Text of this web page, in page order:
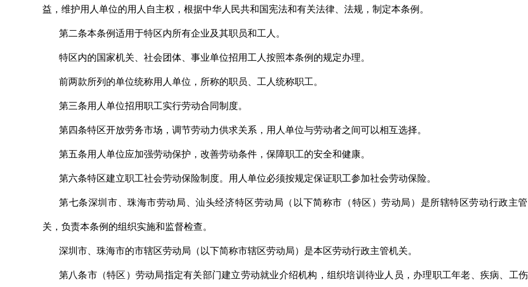
益，维护用人单位的用人自主权，根据中华人民共和国宪法和有关法律、法规，制定本条例。
第二条本条例适用于特区内所有企业及其职员和工人。
特区内的国家机关、社会团体、事业单位招用工人按照本条例的规定办理。
前两款所列的单位统称用人单位，所称的职员、工人统称职工。
第三条用人单位招用职工实行劳动合同制度。
第四条特区开放劳务市场，调节劳动力供求关系，用人单位与劳动者之间可以相互选择。
第五条用人单位应加强劳动保护，改善劳动条件，保障职工的安全和健康。
第六条特区建立职工社会劳动保险制度。用人单位必须按规定保证职工参加社会劳动保险。
第七条深圳市、珠海市劳动局、汕头经济特区劳动局（以下简称市（特区）劳动局）是所辖特区劳动行政主
关，负责本条例的组织实施和监督检查。
深圳市、珠海市的市辖区劳动局（以下简称市辖区劳动局）是本区劳动行政主管机关。
第八条市（特区）劳动局指定有关部门建立劳动就业介绍机构，组织培训待业人员，办理职工年老、疾病、工